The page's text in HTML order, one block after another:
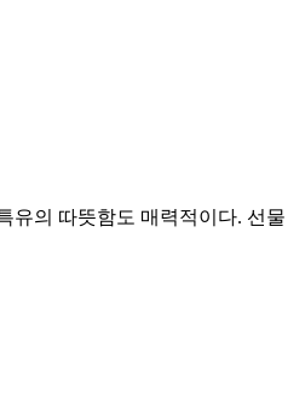
유의 따뜻함도 매력적이다. 선물